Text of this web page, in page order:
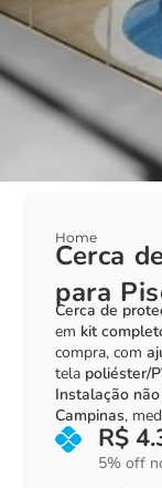
Home
Cerca
para
Cerca de
em kit
compra, com
tela poliéster/
Instalação
Campinas,
R$
5% off